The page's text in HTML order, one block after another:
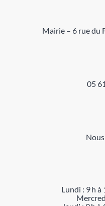
Mairie – 6 rue du
05
Lundi : 9 h à